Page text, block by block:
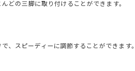
どの三脚に取り付けることができます。
、スピーディーに調節することができます。